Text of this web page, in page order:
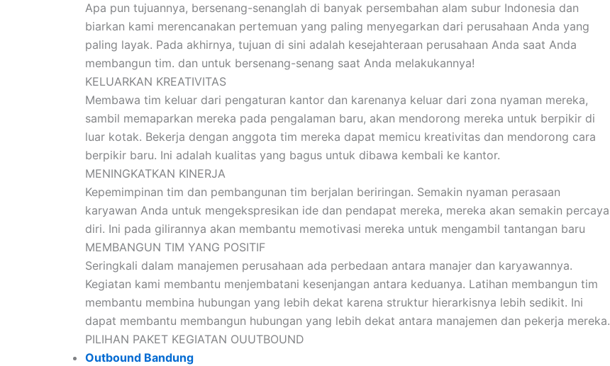
Apa pun tujuannya, bersenang-senanglah di banyak persembahan alam subur Indonesia dan
biarkan kami merencanakan pertemuan yang paling menyegarkan dari perusahaan Anda yang
paling layak. Pada akhirnya, tujuan di sini adalah kesejahteraan perusahaan Anda saat Anda
membangun tim. dan untuk bersenang-senang saat Anda melakukannya!
KELUARKAN KREATIVITAS
Membawa tim keluar dari pengaturan kantor dan karenanya keluar dari zona nyaman mereka,
sambil memaparkan mereka pada pengalaman baru, akan mendorong mereka untuk berpikir di
luar kotak. Bekerja dengan anggota tim mereka dapat memicu kreativitas dan mendorong cara
berpikir baru. Ini adalah kualitas yang bagus untuk dibawa kembali ke kantor.​
MENINGKATKAN KINERJA
Kepemimpinan tim dan pembangunan tim berjalan beriringan. Semakin nyaman perasaan
karyawan Anda untuk mengekspresikan ide dan pendapat mereka, mereka akan semakin percaya
diri. Ini pada gilirannya akan membantu memotivasi mereka untuk mengambil tantangan baru
MEMBANGUN TIM YANG POSITIF
Seringkali dalam manajemen perusahaan ada perbedaan antara manajer dan karyawannya.
Kegiatan kami membantu menjembatani kesenjangan antara keduanya. Latihan membangun tim
membantu membina hubungan yang lebih dekat karena struktur hierarkisnya lebih sedikit. Ini
dapat membantu membangun hubungan yang lebih dekat antara manajemen dan pekerja mereka.​
PILIHAN PAKET KEGIATAN OUUTBOUND
Outbound Bandung